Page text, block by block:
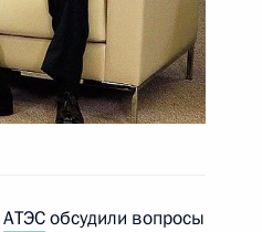
АТЭСобсудили вопросы